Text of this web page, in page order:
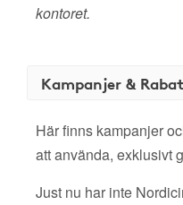
kontoret.
Kampanjer &
Här finns kampanjer
att använda, exklusivt
Just nu har inte